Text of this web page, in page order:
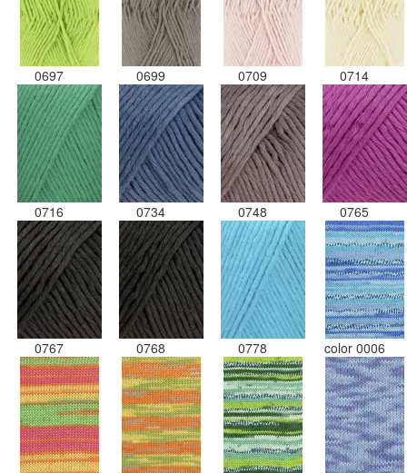
0697 0699 0709 0714
0716 0734 0748 0765
0767 0768 0778 color 0006